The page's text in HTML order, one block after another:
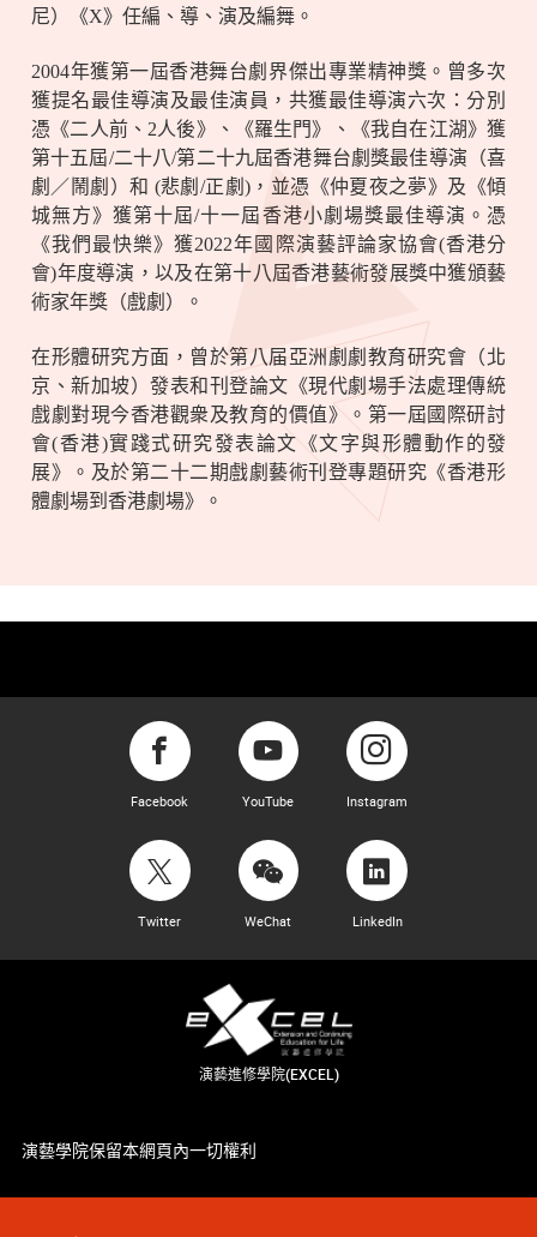
尼）《X》任編、導、演及編舞。
2004年獲第一屆香港舞台劇界傑出專業精神獎。曾多次
獲提名最佳導演及最佳演員，共獲最佳導演六次：分別
憑《二人前、 2人後》、《羅生門》、《我自在江湖》獲
第十五屆/二十八/第二十九屆香港舞台劇獎最佳導演（喜
劇／鬧劇）和 (悲劇 /正劇) ，並憑《仲夏夜之夢》及《傾
城無方》獲第十屆/十一屆香港小劇場獎最佳導演。憑
《我們最快樂》獲2022年國際演藝評論家協會(香港分
會)年度導演，以及在第十八屆香港藝術發展獎中獲頒藝
術家年獎（戲劇）。
在形體研究方面，曾於第八届亞洲劇劇教育研究會（北
京、新加坡）發表和刊登論文《現代劇場手法處理傳統
戲劇對現今香港觀衆及教育的價值》。第一屆國際研討
會(香港)實踐式研究發表論文《文字與形體動作的發
展》。及於第二十二期戲劇藝術刊登專題研究《香港形
體劇場到香港劇場》。
Facebook YouTube Instagram
Twitter WeChat LinkedIn
演藝進修學院(EXCEL)
演藝學院保留本網頁內一切權利